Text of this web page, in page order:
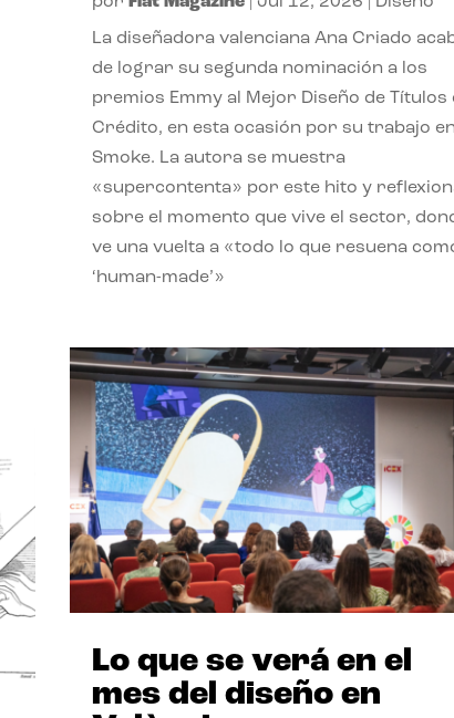
La diseñadora valenciana Ana Criado
de lograr su segunda nominación a los
premios Emmy al Mejor Diseño de Títulos
Crédito, en esta ocasión por su trabajo
Smoke. La autora se muestra
«supercontenta» por este hito y
sobre el momento que vive el sector,
ve una vuelta a «todo lo que resuena
‘human-made’»
Lo que se verá en el
mes del diseño en